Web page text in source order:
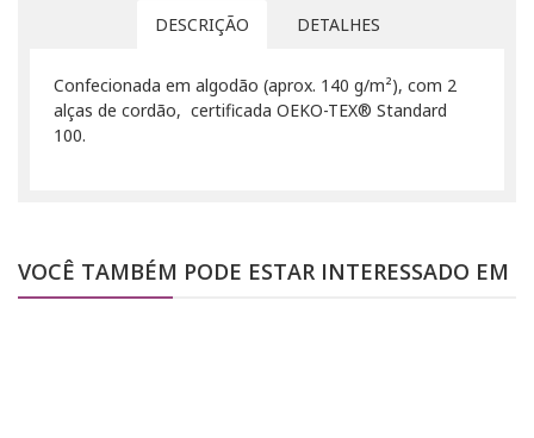
DESCRIÇÃO DETALHES
Confecionada em algodão (aprox. 140 g/m²), com 2
alças de cordão, certificada OEKO-TEX® Standard
100.
VOCÊ TAMBÉM PODE ESTAR INTERESSADO EM